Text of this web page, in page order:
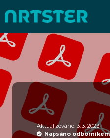
Aktualizováno: 3. 3. 2023
Napsáno odborníkem